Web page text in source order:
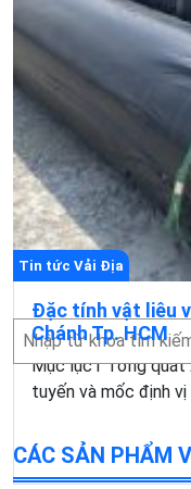
Tin tức Vải Địa
Đặc tính vật liêu
Chánh Tp. HCM
Mục lục1 Tổng
tuyến và mốc định
Tìm
CÁC SẢN PHẨM